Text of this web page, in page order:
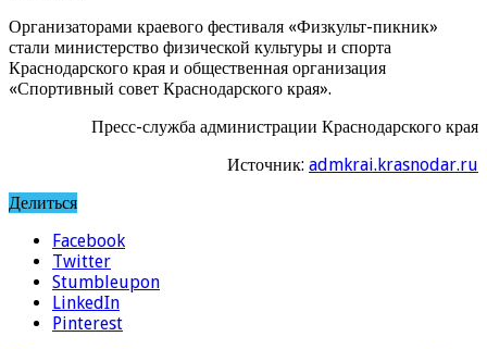
Организаторами краевого фестиваля «Физкульт-пикник»
стали министерство физической культуры и спорта
Краснодарского края и общественная организация
«Спортивный совет Краснодарского края».
Пресс-служба администрации Краснодарского края
Источник: admkrai.krasnodar.ru
Делиться
Facebook
Twitter
Stumbleupon
LinkedIn
Pinterest